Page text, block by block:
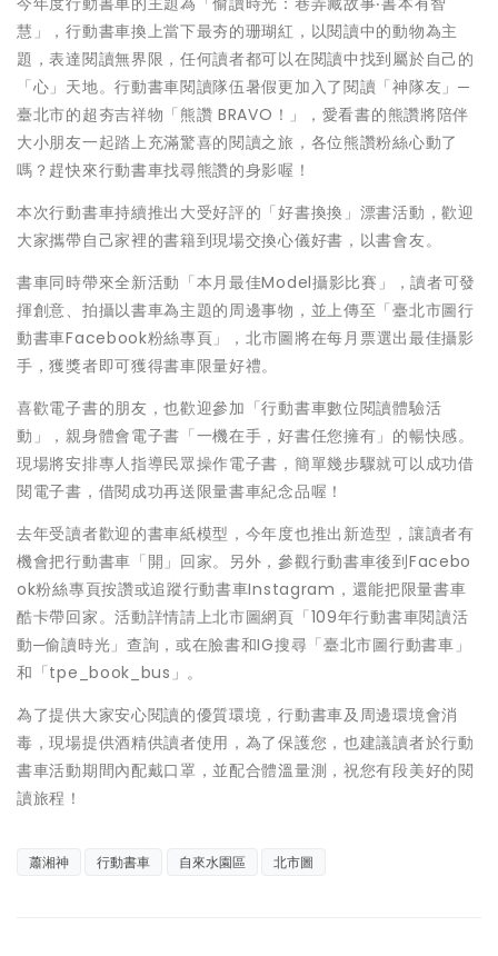
慧」，行動書車換上當下最夯的珊瑚紅，以閱讀中的動物為主
題，表達閱讀無界限，任何讀者都可以在閱讀中找到屬於自己的
「心」天地。行動書車閱讀隊伍暑假更加入了閱讀「神隊友」─
臺北市的超夯吉祥物「熊讚 BRAVO！」，愛看書的熊讚將陪伴
大小朋友一起踏上充滿驚喜的閱讀之旅，各位熊讚粉絲心動了
嗎？趕快來行動書車找尋熊讚的身影喔！
本次行動書車持續推出大受好評的「好書換換」漂書活動，歡迎
大家攜帶自己家裡的書籍到現場交換心儀好書，以書會友。
書車同時帶來全新活動「本月最佳Model攝影比賽」，讀者可發
揮創意、拍攝以書車為主題的周邊事物，並上傳至「臺北市圖行
動書車Facebook粉絲專頁」，北市圖將在每月票選出最佳攝影
手，獲獎者即可獲得書車限量好禮。
喜歡電子書的朋友，也歡迎參加「行動書車數位閱讀體驗活
動」，親身體會電子書「一機在手，好書任您擁有」的暢快感。
現場將安排專人指導民眾操作電子書，簡單幾步驟就可以成功借
閱電子書，借閱成功再送限量書車紀念品喔！
去年受讀者歡迎的書車紙模型，今年度也推出新造型，讓讀者有
機會把行動書車「開」回家。另外，參觀行動書車後到Facebo
ok粉絲專頁按讚或追蹤行動書車Instagram，還能把限量書車
酷卡帶回家。活動詳情請上北市圖網頁「109年行動書車閱讀活
動─偷讀時光」查詢，或在臉書和IG搜尋「臺北市圖行動書車」
和「tpe_book_bus」。
為了提供大家安心閱讀的優質環境，行動書車及周邊環境會消
毒，現場提供酒精供讀者使用，為了保護您，也建議讀者於行動
書車活動期間內配戴口罩，並配合體溫量測，祝您有段美好的閱
讀旅程！
蕭湘神 行動書車 自來水園區 北市圖